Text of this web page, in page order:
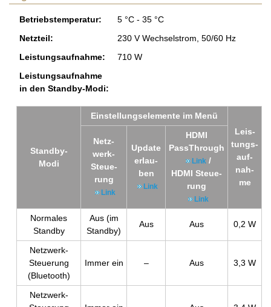
Be­triebs­tem­pe­ra­tur:
5 °C - 35 °C
Netz­teil:
230 V Wech­sel­strom, 50/60 Hz
Leis­tungs­auf­nah­me:
710 W
Leis­tungs­auf­nah­me
in den Stand­by-Modi:
Stand­by-
Modi
Ein­stel­lungs­ele­men­te im Menü
Leis­
tungs­
auf­
nah­
me
Netz­
werk-
Steue­
rung
Link
Up­date
er­lau­
ben
Link
HDMI
PassThrough
Link /
HDMI Steue­
rung
Link
Nor­ma­les
Stand­by
Aus (im
Stand­by)
Aus Aus 0,2 W
Netz­werk-
Steue­rung
(Blue­tooth)
Immer ein – Aus 3,3 W
Netz­werk-